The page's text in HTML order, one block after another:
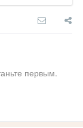
первым.